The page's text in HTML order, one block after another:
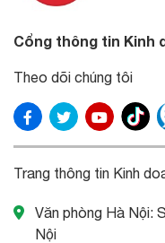
Cổng thông tin Kinh
Theo dõi chúng tôi
Trang thông tin Kinh
Văn phòng Hà Nội:
Nội